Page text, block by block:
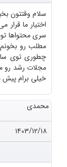
سلام وقتتون
سری محتواها
مطلب رو
چطوری توی
مجلات رشد رو
خیلی برام پیش
محمدی
۱۴۰۳/۱۲/۱۸